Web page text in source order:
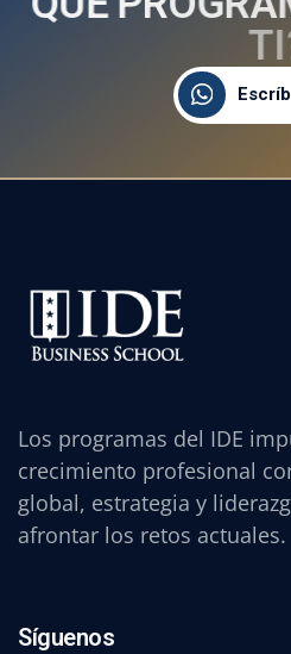
TI
Los programas del IDE
crecimiento profesional
global, estrategia y
afrontar los retos actuales.
Síguenos